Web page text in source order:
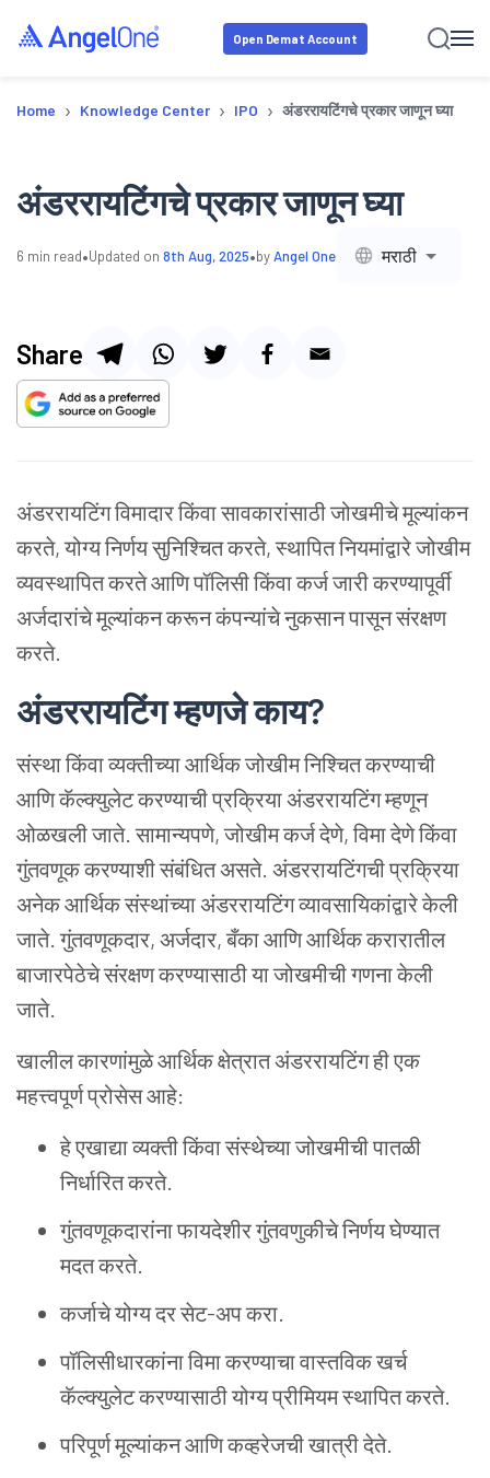
Open Demat Account
Home › Knowledge Center › IPO › अंडररायटिंगचे प्रकार जाणून घ्या
अंडररायटिंगचे प्रकार जाणून घ्या
6 min read•Updated on 8th Aug, 2025•byAngel One मराठी
Share
अंडररायटिंगविमादारकिंवासावकारांसाठीजोखमीचेमूल्यांकन
करते,योग्यनिर्णयसुनिश्चितकरते,स्थापितनियमांद्वारेजोखीम
व्यवस्थापितकरतेआणिपॉलिसीकिंवाकर्जजारीकरण्यापूर्वी
अर्जदारांचेमूल्यांकनकरूनकंपन्यांचेनुकसानपासूनसंरक्षण
करते.
अंडररायटिंगम्हणजेकाय?
संस्थाकिंवाव्यक्तीच्याआर्थिकजोखीमनिश्चितकरण्याची
आणिकॅल्क्युलेटकरण्याचीप्रक्रियाअंडररायटिंगम्हणून
ओळखलीजाते.सामान्यपणे,जोखीमकर्जदेणे,विमादेणेकिंवा
गुंतवणूककरण्याशीसंबंधितअसते. अंडररायटिंगचीप्रक्रिया
अनेकआर्थिकसंस्थांच्याअंडररायटिंगव्यावसायिकांद्वारेकेली
जाते.गुंतवणूकदार, अर्जदार,बँकाआणिआर्थिककरारातील
बाजारपेठेचेसंरक्षणकरण्यासाठीयाजोखमीचीगणनाकेली
जाते.
खालीलकारणांमुळेआर्थिकक्षेत्रातअंडररायटिंगहीएक
महत्त्वपूर्णप्रोसेसआहे:
हेएखाद्याव्यक्तीकिंवासंस्थेच्याजोखमीचीपातळी
निर्धारितकरते.
गुंतवणूकदारांनाफायदेशीरगुंतवणुकीचेनिर्णयघेण्यात
मदतकरते.
कर्जाचेयोग्यदरसेट-अपकरा.
पॉलिसीधारकांनाविमाकरण्याचावास्तविकखर्च
कॅल्क्युलेटकरण्यासाठीयोग्यप्रीमियमस्थापितकरते.
परिपूर्णमूल्यांकनआणिकव्हरेजचीखात्रीदेते.